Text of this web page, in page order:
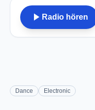
play_arrow Radio hören
Dance Electronic